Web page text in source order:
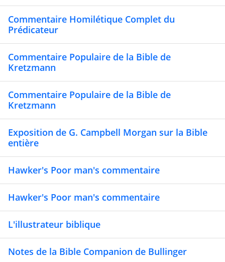
Commentaire Homilétique Complet du
Prédicateur
Commentaire Populaire de la Bible de
Kretzmann
Commentaire Populaire de la Bible de
Kretzmann
Exposition de G. Campbell Morgan sur la Bible
entière
Hawker's Poor man's commentaire
Hawker's Poor man's commentaire
L'illustrateur biblique
Notes de la Bible Companion de Bullinger